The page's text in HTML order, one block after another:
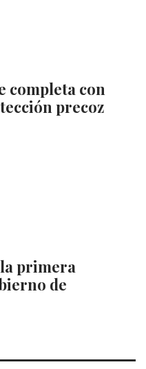
completa con
precoz
primera
de